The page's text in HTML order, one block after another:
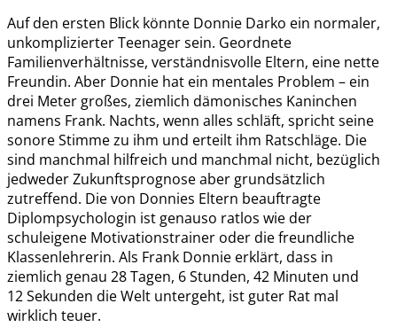
Auf den ersten Blick könnte Donnie Darko ein normaler,
unkomplizierter Teenager sein. Geordnete
Familienverhältnisse, verständnisvolle Eltern, eine nette
Freundin. Aber Donnie hat ein mentales Problem – ein
drei Meter großes, ziemlich dämonisches Kaninchen
namens Frank. Nachts, wenn alles schläft, spricht seine
sonore Stimme zu ihm und erteilt ihm Ratschläge. Die
sind manchmal hilfreich und manchmal nicht, bezüglich
jedweder Zukunftsprognose aber grundsätzlich
zutreffend. Die von Donnies Eltern beauftragte
Diplompsychologin ist genauso ratlos wie der
schuleigene Motivationstrainer oder die freundliche
Klassenlehrerin. Als Frank Donnie erklärt, dass in
ziemlich genau 28 Tagen, 6 Stunden, 42 Minuten und
12 Sekunden die Welt untergeht, ist guter Rat mal
wirklich teuer.